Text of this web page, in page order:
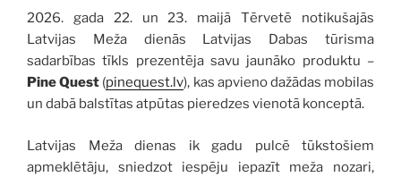
2026. gada 22. un 23. maijā Tērvetē notikušajās
Latvijas Meža dienās Latvijas Dabas tūrisma
sadarbības tīkls prezentēja savu jaunāko produktu –
Pine Quest (pinequest.lv), kas apvieno dažādas mobilas
un dabā balstītas atpūtas pieredzes vienotā konceptā.
Latvijas Meža dienas ik gadu pulcē tūkstošiem
apmeklētāju, sniedzot iespēju iepazīt meža nozari,